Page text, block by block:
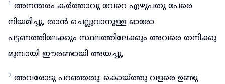
1 അനന്തരം കർത്താവു വേറെ എഴുപതു പേരെ
നിയമിച്ചു, താൻ ചെല്ലുവാനുള്ള ഓരോ
പട്ടണത്തിലേക്കും സ്ഥലത്തിലേക്കും അവരെ തനിക്കു
മുമ്പായി ഈരണ്ടായി അയച്ചു,
2 അവരോടു പറഞ്ഞതു: കൊയ്ത്തു വളരെ ഉണ്ടു